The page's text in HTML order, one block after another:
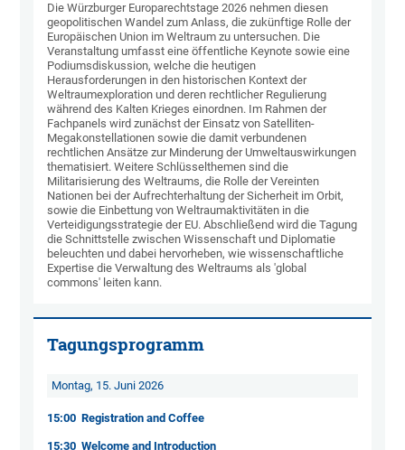
Die Würzburger Europarechtstage 2026 nehmen diesen
geopolitischen Wandel zum Anlass, die zukünftige Rolle der
Europäischen Union im Weltraum zu untersuchen. Die
Veranstaltung umfasst eine öffentliche Keynote sowie eine
Podiumsdiskussion, welche die heutigen
Herausforderungen in den historischen Kontext der
Weltraumexploration und deren rechtlicher Regulierung
während des Kalten Krieges einordnen. Im Rahmen der
Fachpanels wird zunächst der Einsatz von Satelliten-
Megakonstellationen sowie die damit verbundenen
rechtlichen Ansätze zur Minderung der Umweltauswirkungen
thematisiert. Weitere Schlüsselthemen sind die
Militarisierung des Weltraums, die Rolle der Vereinten
Nationen bei der Aufrechterhaltung der Sicherheit im Orbit,
sowie die Einbettung von Weltraumaktivitäten in die
Verteidigungsstrategie der EU. Abschließend wird die Tagung
die Schnittstelle zwischen Wissenschaft und Diplomatie
beleuchten und dabei hervorheben, wie wissenschaftliche
Expertise die Verwaltung des Weltraums als 'global
commons' leiten kann.
Tagungsprogramm
Montag, 15. Juni 2026
15:00 Registration and Coffee
15:30 Welcome and Introduction